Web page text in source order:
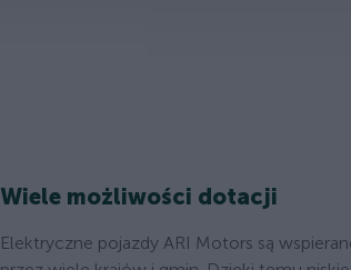
Wiele możliwości dotacji
Elektryczne pojazdy ARI Motors są